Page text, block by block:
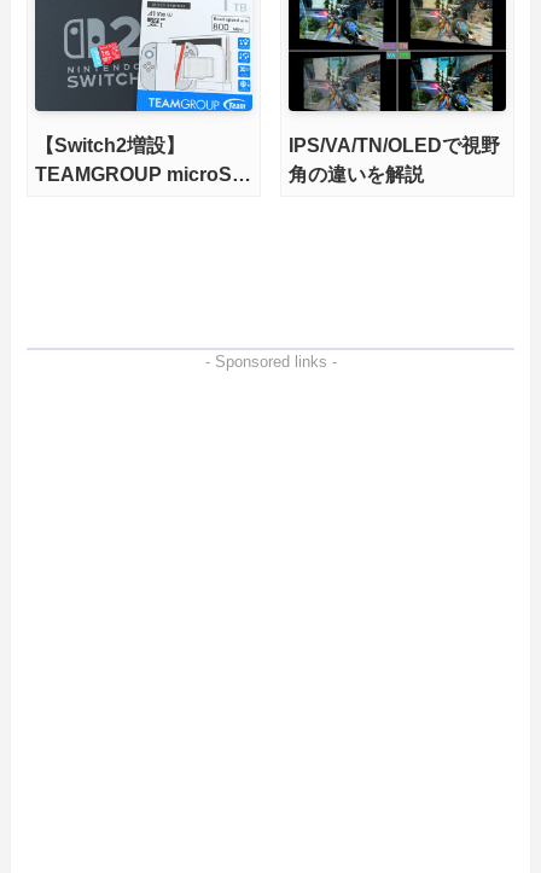
実現！
【Switch2増設】
TEAMGROUP microSD
IPS/VA/TN/OLEDで視野
角の違いを解説
- Sponsored links -